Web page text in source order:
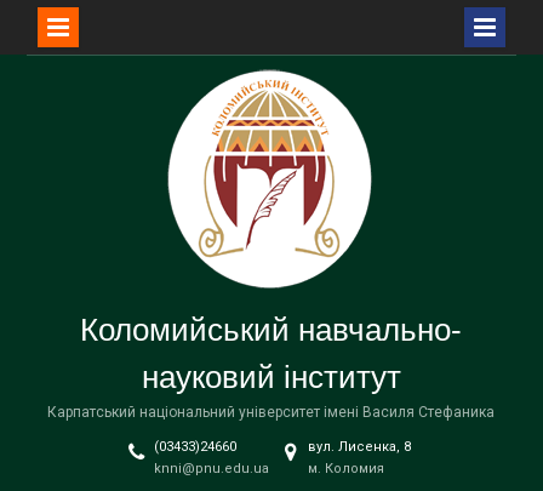
Коломийський навчально-
науковий інститут
Карпатський національний університет імені Василя Стефаника
(03433)24660
knni@pnu.edu.ua
вул. Лисенка, 8
м. Коломия